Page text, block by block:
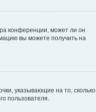
конференции, может ли он
вы можете получить на
указывающие на то, сколько
пользователя.